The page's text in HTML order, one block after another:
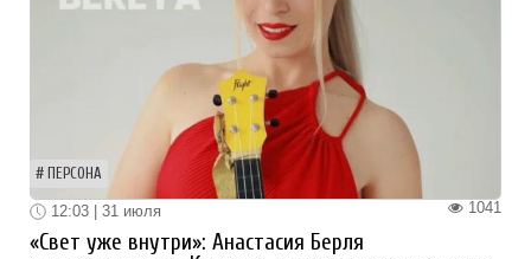
ПЕРСОНА
1041
12:03 | 31 июля
«Свет уже внутри»: Анастасия Берля